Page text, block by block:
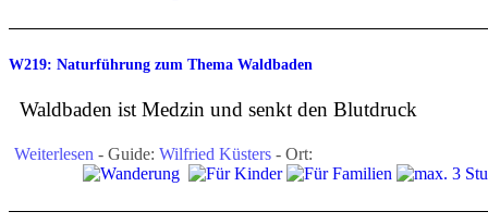
W219: Naturführung zum Thema Waldbaden
Waldbaden ist Medzin und senkt den Blutdruck
Weiterlesen - Guide: Wilfried Küsters - Ort: